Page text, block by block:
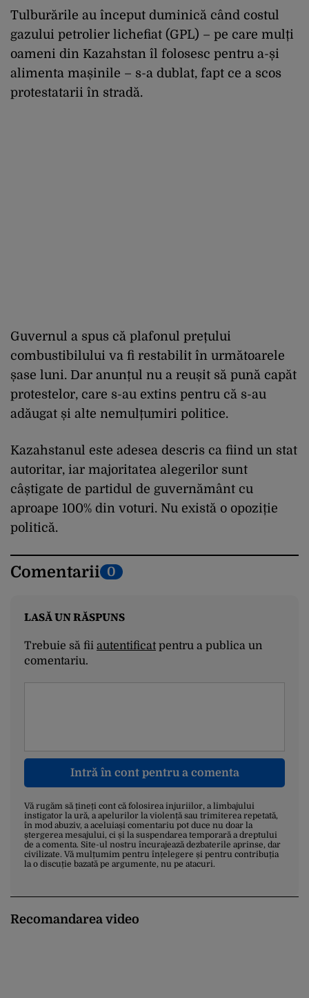
Tulburările au început duminică când costul
gazului petrolier lichefiat (GPL) – pe care mulți
oameni din Kazahstan îl folosesc pentru a-și
alimenta mașinile – s-a dublat, fapt ce a scos
protestatarii în stradă.
Guvernul a spus că plafonul prețului
combustibilului va fi restabilit în următoarele
șase luni. Dar anunțul nu a reușit să pună capăt
protestelor, care s-au extins pentru că s-au
adăugat și alte nemulțumiri politice.
Kazahstanul este adesea descris ca fiind un stat
autoritar, iar majoritatea alegerilor sunt
câștigate de partidul de guvernământ cu
aproape 100% din voturi. Nu există o opoziție
politică.
Comentarii 0
LASĂ UN RĂSPUNS
Trebuie să fii autentificatpentru a publica un
comentariu.
Intră în cont pentru a comenta
Vă rugăm să țineți cont că folosirea injuriilor, a limbajului
instigator la ură, a apelurilor la violență sau trimiterea repetată,
în mod abuziv, a aceluiași comentariu pot duce nu doar la
ștergerea mesajului, ci și la suspendarea temporară a dreptului
de a comenta. Site-ul nostru încurajează dezbaterile aprinse, dar
civilizate. Vă mulțumim pentru înțelegere și pentru contribuția
la o discuție bazată pe argumente, nu pe atacuri.
Recomandarea video